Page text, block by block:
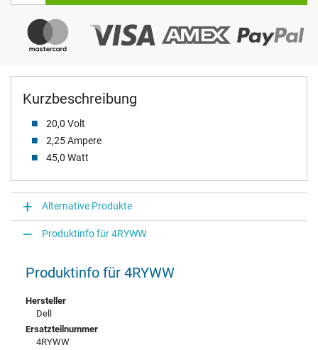
Kurzbeschreibung
20,0 Volt
2,25 Ampere
45,0 Watt
Alternative Produkte
Produktinfo für 4RYWW
Produktinfo für 4RYWW
Hersteller
Dell
Ersatzteilnummer
4RYWW